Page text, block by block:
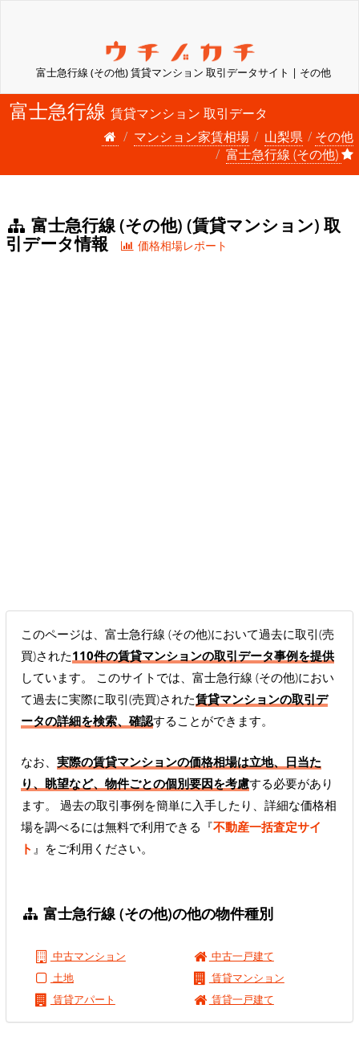
富士急行線 (その他) 賃貸マンション 取引データサイト | その他
富士急行線 賃貸マンション 取引データ
マンション家賃相場
山梨県
その他
富士急行線 (その他)
富士急行線 (その他) (賃貸マンション) 取
引データ情報
価格相場レポート
このページは、富士急行線 (その他)において過去に取引(売
買)された110件の賃貸マンションの取引データ事例を提供
しています。 このサイトでは、富士急行線 (その他)におい
て過去に実際に取引(売買)された賃貸マンションの取引デ
ータの詳細を検索、確認することができます。
なお、 実際の賃貸マンションの価格相場は立地、日当た
り、眺望など、物件ごとの個別要因を考慮する必要があり
ます。 過去の取引事例を簡単に入手したり、詳細な価格相
場を調べるには無料で利用できる『不動産一括査定サイ
ト 』をご利用ください。
富士急行線 (その他)の他の物件種別
中古マンション
中古一戸建て
土地
賃貸マンション
賃貸アパート
賃貸一戸建て